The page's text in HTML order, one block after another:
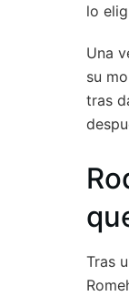
lo
Una
su
tras
Tras